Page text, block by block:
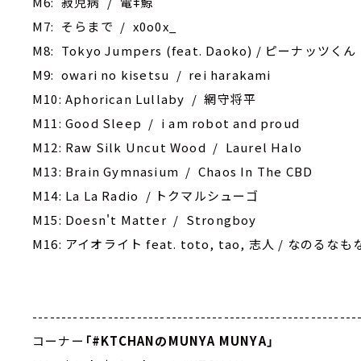
M7: そらまで / x0o0x_
M8: Tokyo Jumpers (feat. Daoko) / ピーナッツくん
M9: owari no kisetsu / rei harakami
M10: Aphorican Lullaby / 網守将平
M11: ‎Good Sleep / i am robot and proud
M12: Raw Silk Uncut Wood / Laurel Halo
M13: ‎Brain Gymnasium / Chaos In The CBD
M14: La La Radio / トクマルシューゴ
M15: ‎Doesn't Matter / Strongboy
M16: アイオライト feat. toto, tao, 志人 / なのるなも
コーナー 「#KTCHANのMUNYA MUNYA」